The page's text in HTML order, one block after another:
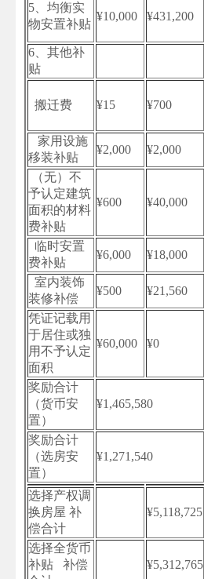
5、均衡实
物安置补贴
¥10,000 ¥431,200
6、其他补
贴
搬迁费 ¥15 ¥700
家用设施
移装补贴
¥2,000 ¥2,000
（无）不
予认定建筑
面积的材料
费补贴
¥600 ¥40,000
临时安置
费补贴
¥6,000 ¥18,000
室内装饰
装修补偿
¥500 ¥21,560
凭证记载用
于居住或独
用不予认定
面积
¥60,000 ¥0
奖励合计
（货币安
置）
¥1,465,580
奖励合计
（选房安
置）
¥1,271,540
选择产权调
换房屋 补
偿合计
¥5,118,725
选择全货币
补贴 补偿
¥5,312,765